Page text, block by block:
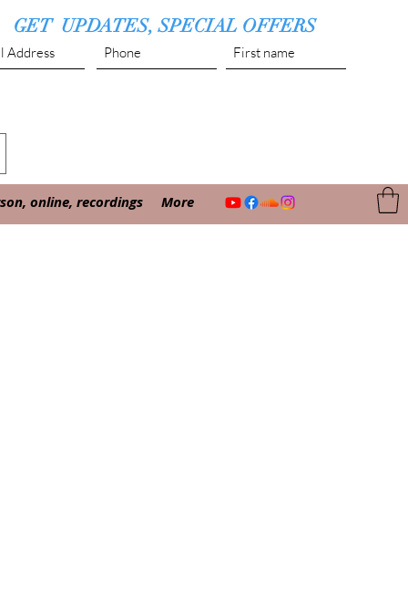
GET UPDATES, SPECIAL OFFERS
online, recordings More